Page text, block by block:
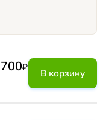
700₽
В корзину